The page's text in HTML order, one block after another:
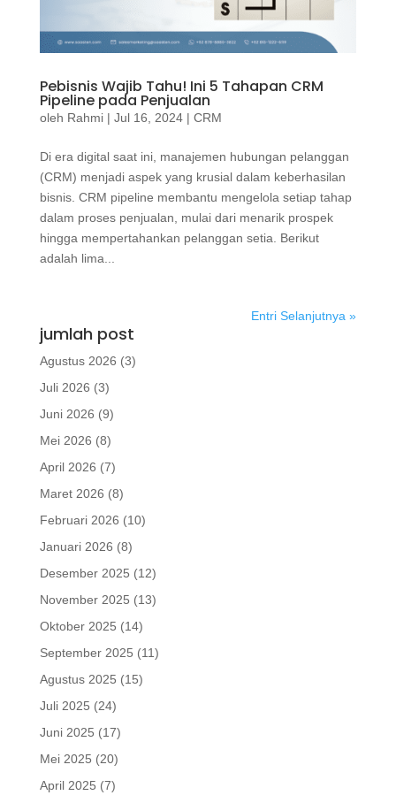
Pebisnis Wajib Tahu! Ini 5 Tahapan CRM
Pipeline pada Penjualan
oleh Rahmi| Jul 16, 2024| CRM
Di era digital saat ini, manajemen hubungan pelanggan
(CRM) menjadi aspek yang krusial dalam keberhasilan
bisnis. CRM pipeline membantu mengelola setiap tahap
dalam proses penjualan, mulai dari menarik prospek
hingga mempertahankan pelanggan setia. Berikut
adalah lima...
Entri Selanjutnya »
jumlah post
Agustus 2026 (3)
Juli 2026 (3)
Juni 2026 (9)
Mei 2026 (8)
April 2026 (7)
Maret 2026 (8)
Februari 2026 (10)
Januari 2026 (8)
Desember 2025 (12)
November 2025 (13)
Oktober 2025 (14)
September 2025 (11)
Agustus 2025 (15)
Juli 2025 (24)
Juni 2025 (17)
Mei 2025 (20)
April 2025 (7)